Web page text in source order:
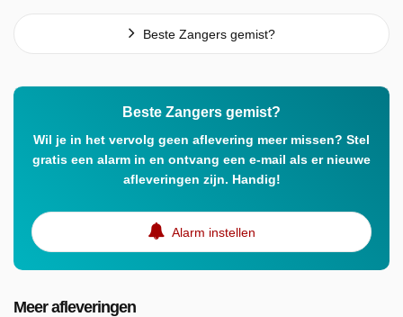
Beste Zangers gemist?
Beste Zangers gemist?
Wil je in het vervolg geen aflevering meer missen? Stel
gratis een alarm in en ontvang een e-mail als er nieuwe
afleveringen zijn. Handig!
Alarm instellen
Meer afleveringen